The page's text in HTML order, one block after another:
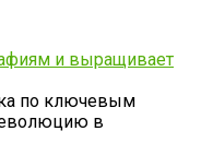
и выращивает
по ключевым
в